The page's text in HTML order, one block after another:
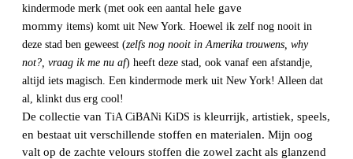
kindermode merk (met ook een aantal hele gave
mommy items) komt uit New York. Hoewel ik zelf nog nooit in
deze stad ben geweest (zelfs nog nooit in Amerika trouwens, why
not?, vraag ik me nu af) heeft deze stad, ook vanaf een afstandje,
altijd iets magisch. Een kindermode merk uit New York! Alleen dat
al, klinkt dus erg cool!
De collectie van TiA CiBANi KiDS is kleurrijk, artistiek, speels,
en bestaat uit verschillende stoffen en materialen. Mijn oog
valt op de zachte velours stoffen die zowel zacht als glanzend